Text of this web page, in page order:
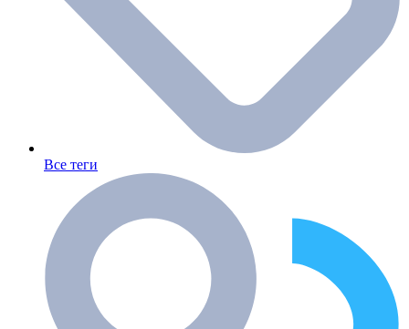
Все теги